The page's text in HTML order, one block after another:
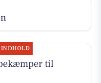
INDHOLD
til